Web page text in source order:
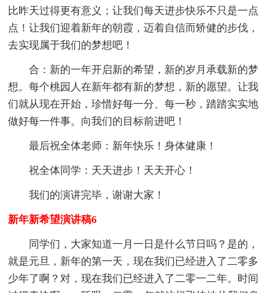
比昨天过得更有意义；让我们每天进步快乐不只是一点
点！让我们迎着新年的朝霞，迈着自信而矫健的步伐，
去实现属于我们的梦想吧！
合：新的一年开启新的希望，新的岁月承载新的梦
想。每个桃园人在新年都有新的梦想，新的愿望。让我
们就从现在开始，珍惜好每一分、每一秒，踏踏实实地
做好每一件事。向我们的目标前进吧！
最后祝全体老师：新年快乐！身体健康！
祝全体同学：天天进步！天天开心！
我们的演讲完毕，谢谢大家！
新年新希望演讲稿6
同学们，大家知道一月一日是什么节日吗？是的，
就是元旦，新年的第一天，现在我们已经进入了二零多
少年了啊？对，现在我们已经进入了二零一二年。时间